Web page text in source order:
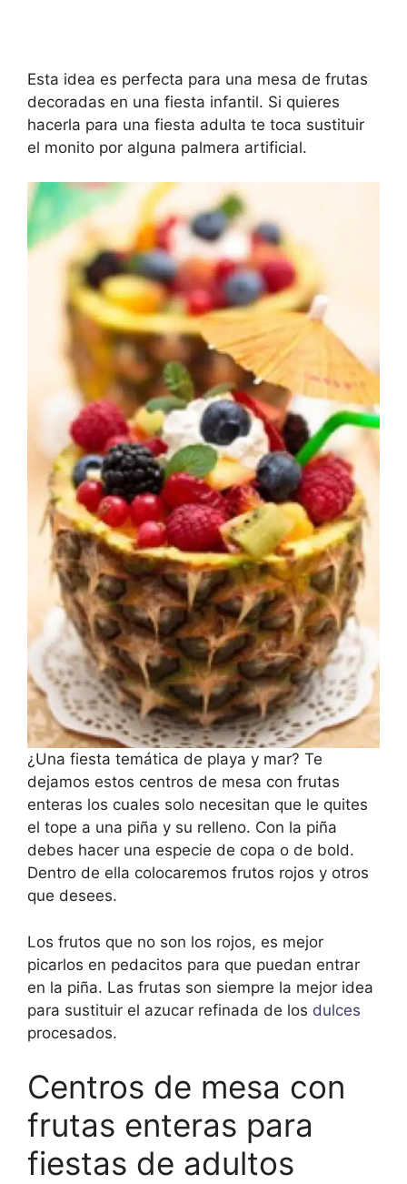
Esta idea es perfecta para una mesa de frutas
decoradas en una fiesta infantil. Si quieres
hacerla para una fiesta adulta te toca sustituir
el monito por alguna palmera artificial.
¿Una fiesta temática de playa y mar? Te
dejamos estos centros de mesa con frutas
enteras los cuales solo necesitan que le quites
el tope a una piña y su relleno. Con la piña
debes hacer una especie de copa o de bold.
Dentro de ella colocaremos frutos rojos y otros
que desees.
Los frutos que no son los rojos, es mejor
picarlos en pedacitos para que puedan entrar
en la piña. Las frutas son siempre la mejor idea
para sustituir el azucar refinada de los dulces
procesados.
Centros de mesa con
frutas enteras para
fiestas de adultos